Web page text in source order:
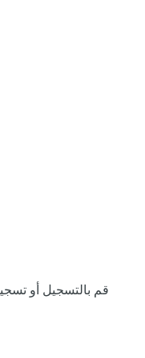
قم بالتسجيل أو